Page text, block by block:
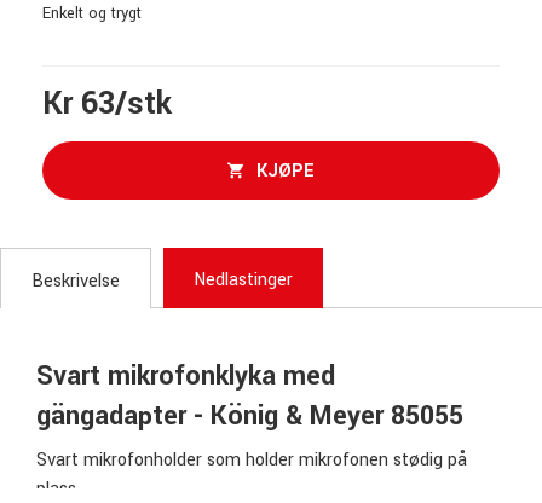
Enkelt og trygt
Kr 63/stk
KJØPE
Beskrivelse Nedlastinger
Svart mikrofonklyka med
gängadapter - König & Meyer 85055
Svart mikrofonholder som holder mikrofonen stødig på
plass.